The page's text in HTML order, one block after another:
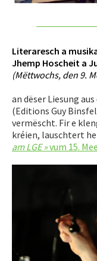
Literaresch a
Jhemp Hoscheit a
(Mëttwochs, den 9.
an dëser Liesung
(Editions Guy
vermëscht. Fir e
kréien, lauschtert
am LGE »vum 15.